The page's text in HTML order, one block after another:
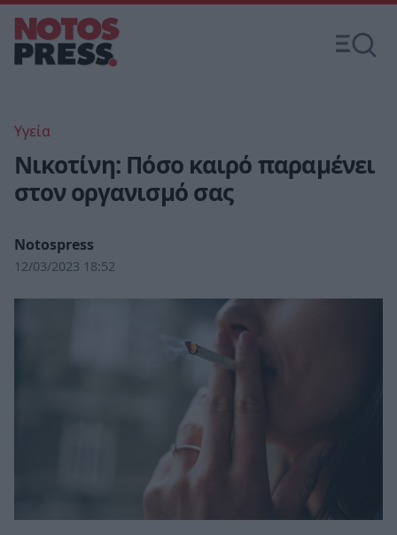
Υγεία
Νικοτίνη: Πόσο καιρό παραμένει
στον οργανισμό σας
Notospress
12/03/2023 18:52